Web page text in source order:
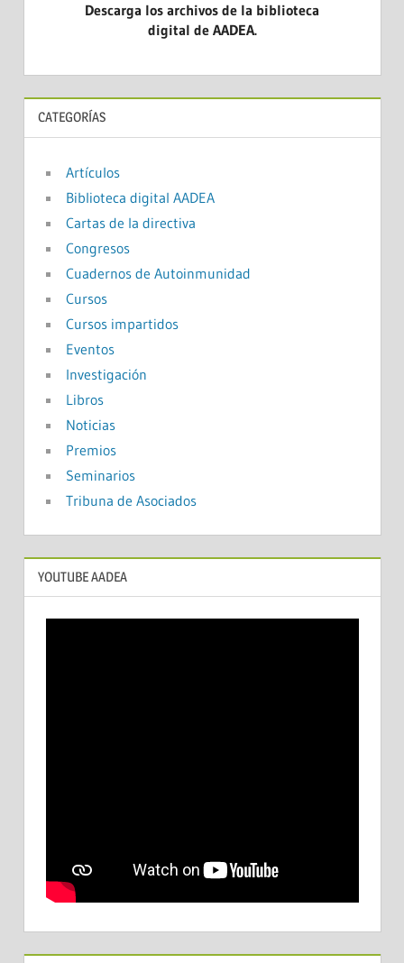
Descarga los archivos de la biblioteca
digital de AADEA.
CATEGORÍAS
Artículos
Biblioteca digital AADEA
Cartas de la directiva
Congresos
Cuadernos de Autoinmunidad
Cursos
Cursos impartidos
Eventos
Investigación
Libros
Noticias
Premios
Seminarios
Tribuna de Asociados
YOUTUBE AADEA